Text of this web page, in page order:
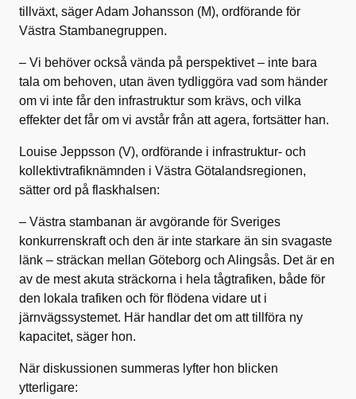
tillväxt, säger Adam Johansson (M), ordförande för
Västra Stambanegruppen.
– Vi behöver också vända på perspektivet – inte bara
tala om behoven, utan även tydliggöra vad som händer
om vi inte får den infrastruktur som krävs, och vilka
effekter det får om vi avstår från att agera, fortsätter han.
Louise Jeppsson (V), ordförande i infrastruktur- och
kollektivtrafiknämnden i Västra Götalandsregionen,
sätter ord på flaskhalsen:
– Västra stambanan är avgörande för Sveriges
konkurrenskraft och den är inte starkare än sin svagaste
länk – sträckan mellan Göteborg och Alingsås. Det är en
av de mest akuta sträckorna i hela tågtrafiken, både för
den lokala trafiken och för flödena vidare ut i
järnvägssystemet. Här handlar det om att tillföra ny
kapacitet, säger hon.
När diskussionen summeras lyfter hon blicken
ytterligare: